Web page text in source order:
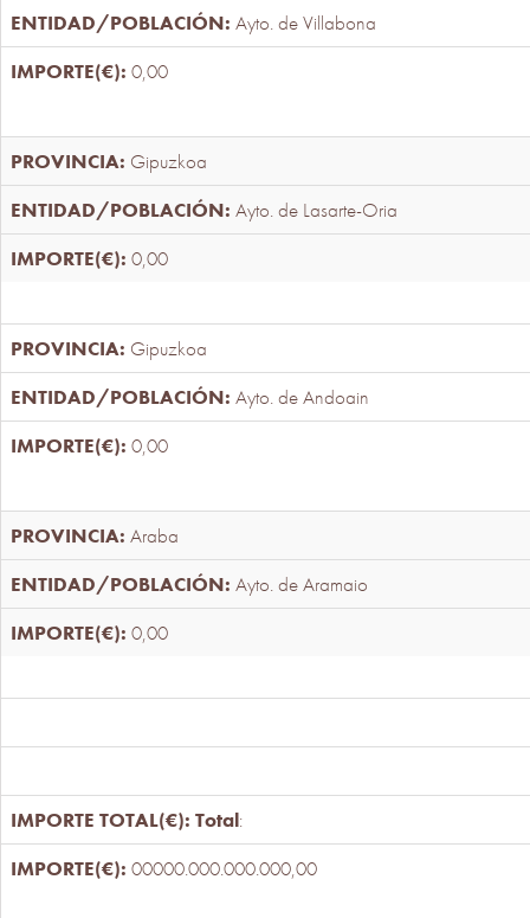
Ayto. de Villabona
0,00
Gipuzkoa
Ayto. de Lasarte-Oria
0,00
Gipuzkoa
Ayto. de Andoain
0,00
Araba
Ayto. de Aramaio
0,00
Total:
00000.000.000.000,00